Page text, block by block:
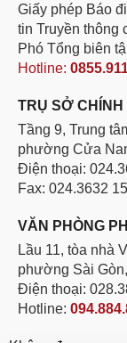
Giấy phép Báo
tin Truyền thông
Phó Tổng biên
Hotline:
TRỤ SỞ CHÍNH
Tầng 9, Trung
phường Cửa
Điện thoại:
Fax: 024.3632
VĂN PHÒNG
Lầu 11, tòa nhà
phường Sài
Điện thoại:
Hotline: